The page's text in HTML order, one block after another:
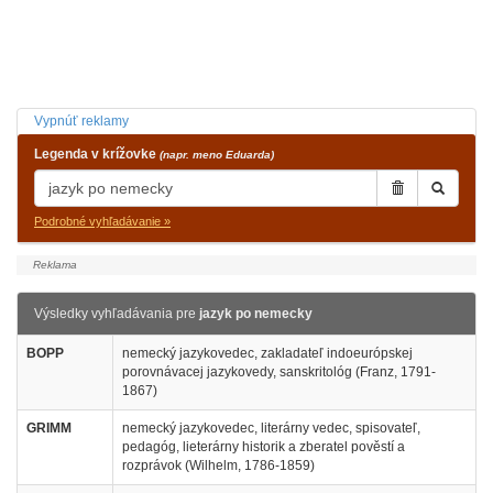
Vypnúť reklamy
Legenda v krížovke (napr. meno Eduarda)
Podrobné vyhľadávanie »
Výsledky vyhľadávania pre jazyk po nemecky
BOPP
nemecký jazykovedec, zakladateľ indoeurópskej
porovnávacej jazykovedy, sanskritológ (Franz, 1791-
1867)
GRIMM
nemecký jazykovedec, literárny vedec, spisovateľ,
pedagóg, lieterárny historik a zberatel pověstí a
rozprávok (Wilhelm, 1786-1859)